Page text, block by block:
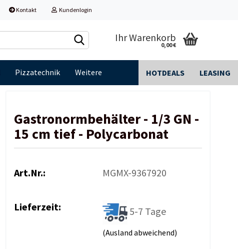
Kontakt Kundenlogin
Ihr Warenkorb
0,00 €
Pizzatechnik HOTDEALS LEASING
Weitere
Gastronormbehälter - 1/3 GN -
15 cm tief - Polycarbonat
Art.Nr.: MGMX-9367920
Lieferzeit: 5-7 Tage
(Ausland abweichend)